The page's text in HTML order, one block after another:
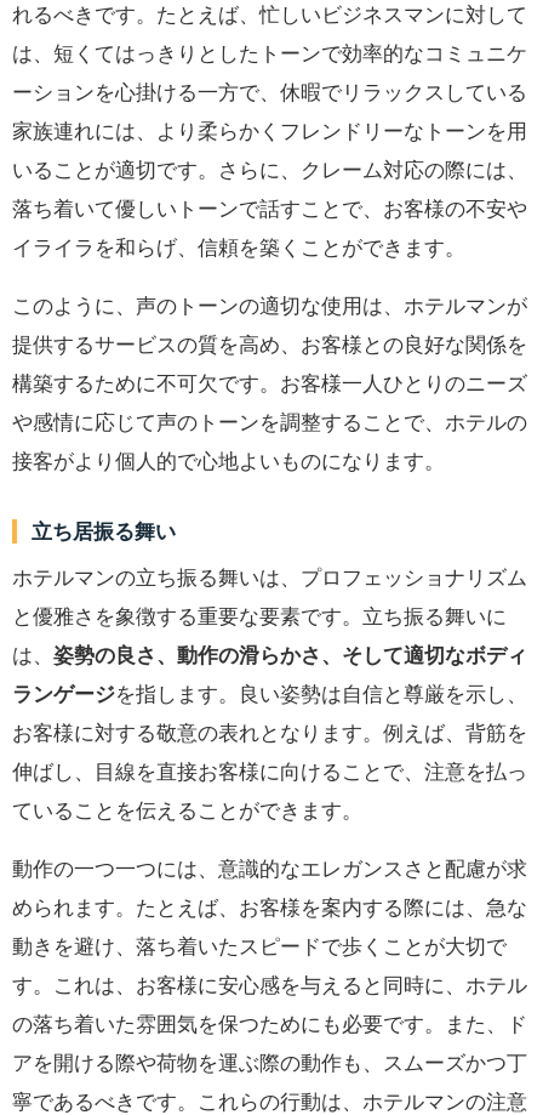
れるべきです。たとえば、忙しいビジネスマンに対して
は、短くてはっきりとしたトーンで効率的なコミュニケ
ーションを心掛ける一方で、休暇でリラックスしている
家族連れには、より柔らかくフレンドリーなトーンを用
いることが適切です。さらに、クレーム対応の際には、
落ち着いて優しいトーンで話すことで、お客様の不安や
イライラを和らげ、信頼を築くことができます。
このように、声のトーンの適切な使用は、ホテルマンが
提供するサービスの質を高め、お客様との良好な関係を
構築するために不可欠です。お客様一人ひとりのニーズ
や感情に応じて声のトーンを調整することで、ホテルの
接客がより個人的で心地よいものになります。
立ち居振る舞い
ホテルマンの立ち振る舞いは、プロフェッショナリズム
と優雅さを象徴する重要な要素です。立ち振る舞いに
は、 姿勢の良さ、動作の滑らかさ、そして適切なボディ
ランゲージを指します。良い姿勢は自信と尊厳を示し、
お客様に対する敬意の表れとなります。例えば、背筋を
伸ばし、目線を直接お客様に向けることで、注意を払っ
ていることを伝えることができます。
動作の一つ一つには、意識的なエレガンスさと配慮が求
められます。たとえば、お客様を案内する際には、急な
動きを避け、落ち着いたスピードで歩くことが大切で
す。これは、お客様に安心感を与えると同時に、ホテル
の落ち着いた雰囲気を保つためにも必要です。また、ド
アを開ける際や荷物を運ぶ際の動作も、スムーズかつ丁
寧であるべきです。これらの行動は、ホテルマンの注意